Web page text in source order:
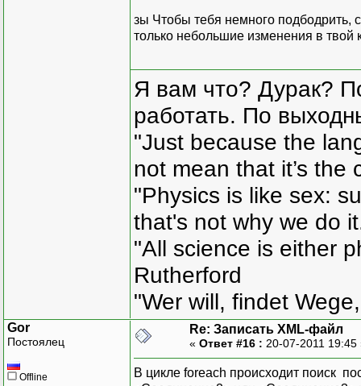
зы Чтобы тебя немного подбодрить,
только небольшие изменения в твой
Я вам что? Дурак?
работать. По
"Just because the
not mean that it’s the
"Physics is like sex:
that's not why we do
"All science is either
Rutherford
"Wer will, findet
Gor
Постоялец
Offline
Re: Записать XML-файл
« Ответ #16 : 20-07-2011
В цикле foreach происходит поиск